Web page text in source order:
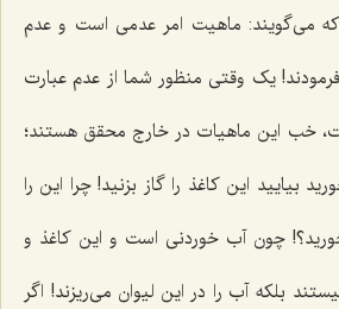
که می‌گویند: ماهیت امر عدمی است و عدم
یک وقتی منظور شما از عدم عبارت
خب این ماهیات در خارج محقق هستند؛
بیایید این کاغذ را گاز بزنید! چرا این را
چون آب خوردنی است و این کاغذ و
بلکه آب را در این لیوان می‌ریزند! اگر